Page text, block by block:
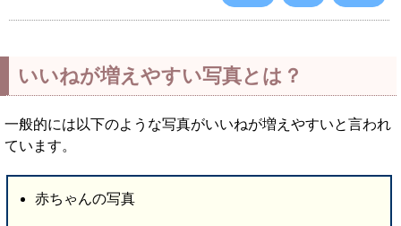
いいねが増えやすい写真とは？
一般的には以下のような写真がいいねが増えやすいと言われ
ています。
赤ちゃんの写真